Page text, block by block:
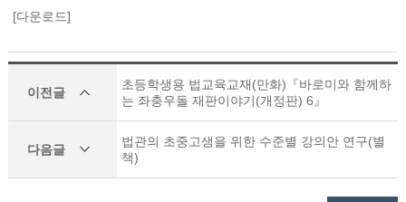
[다운로드]
이전글
초등학생용 법교육교재(만화)『바로미와 함께하
는 좌충우돌 재판이야기(개정판) 6』
다음글
법관의 초중고생을 위한 수준별 강의안 연구(별
책)